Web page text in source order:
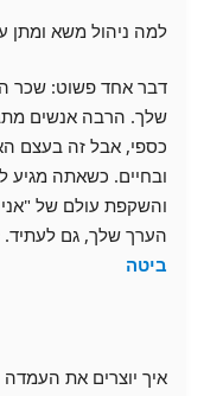
למה ניהול משא ומתן
דבר אחד פשוט: שכר
שלך. הרבה אנשים
כספי, אבל זה בעצם
ובחיים. כשאתה מגיע
והשקפת עולם של
הערך שלך, גם לעתיד.
ביטה
איך יוצרים את העמדה הזו? 5 דגשים שישדרגו לך